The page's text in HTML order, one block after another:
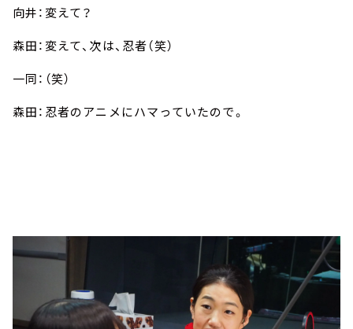
向井：変えて？
森田：変えて、次は、忍者（笑）
一同：（笑）
森田：忍者のアニメにハマっていたので。